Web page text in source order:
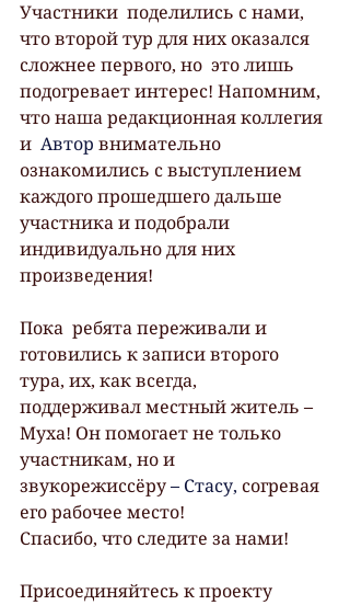
Участники  поделились с нами,
что второй тур для них оказался
сложнее первого, но  это лишь
подогревает интерес! Напомним,
что наша редакционная коллегия
и Автор внимательно
ознакомились с выступлением
каждого прошедшего дальше
участника и подобрали
индивидуально для них
произведения!
Пока  ребята переживали и
готовились к записи второго
тура, их, как всегда,
поддерживал местный житель –
Муха! Он помогает не только
участникам, но и
звукорежиссёру – Стасу, согревая
его рабочее место!
Спасибо, что следите за нами!
Присоединяйтесь к проекту